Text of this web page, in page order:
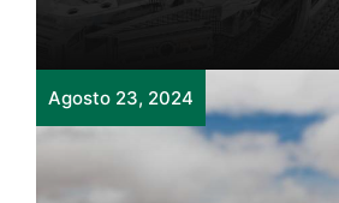
Agosto 23, 2024